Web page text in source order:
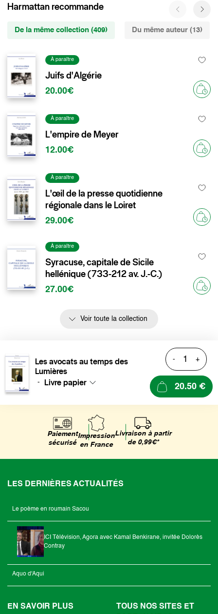
Harmattan recommande
De la même collection (409) Du même auteur (13)
À paraître
Juifs d'Algérie
20.00€
À paraître
L'empire de Meyer
12.00€
À paraître
L'œil de la presse quotidienne
régionale dans le Loiret
29.00€
À paraître
Syracuse, capitale de Sicile
hellénique (733-212 av. J.-C.)
27.00€
Voir toute la collection
Les avocats au temps des
Lumières
- Livre papier
- +
20.50 €
Paiement
sécurisé
Impression
en France
Livraison à partir
de 0,99€*
LES DERNIÈRES ACTUALITÉS
Le poème en roumain Sacou
ICI Télévision, Agora avec Kamal Benkirane, invitée Dolorès
Contray
Aquo d'Aqui
EN SAVOIR PLUS
TOUS NOS SITES ET